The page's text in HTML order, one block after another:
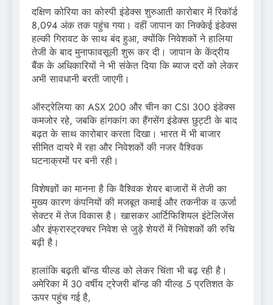
दक्षिण कोरिया का कोस्पी इंडेक्स शुरुआती कारोबार में रिकॉर्ड
8,094 अंक तक पहुंच गया। वहीं जापान का निक्केई इंडेक्स
हल्की गिरावट के साथ बंद हुआ, क्योंकि निवेशकों ने हालिया
तेजी के बाद मुनाफावसूली शुरू कर दी। जापान के केंद्रीय
बैंक के अधिकारियों ने भी संकेत दिया कि ब्याज दरों को लेकर
अभी सावधानी बरती जाएगी।
ऑस्ट्रेलिया का ASX 200 और चीन का CSI 300 इंडेक्स
कमजोर रहे, जबकि हांगकांग का हैंगसेंग इंडेक्स छुट्टी के बाद
बढ़त के साथ कारोबार करता दिखा। भारत में भी बाजार
सीमित दायरे में रहा और निवेशकों की नजर वैश्विक
घटनाक्रमों पर बनी रही।
विशेषज्ञों का मानना है कि वैश्विक शेयर बाजारों में तेजी का
मुख्य कारण कंपनियों की मजबूत कमाई और तकनीक व ऊर्जा
सेक्टर में तेज विकास है। खासकर आर्टिफिशियल इंटेलिजेंस
और इंफ्रास्ट्रक्चर निवेश से जुड़े शेयरों में निवेशकों की रुचि
बढ़ी है।
हालांकि बढ़ती बॉन्ड यील्ड को लेकर चिंता भी बढ़ रही है।
अमेरिका में 30 वर्षीय ट्रेजरी बॉन्ड की यील्ड 5 प्रतिशत के
ऊपर पहुंच गई है,